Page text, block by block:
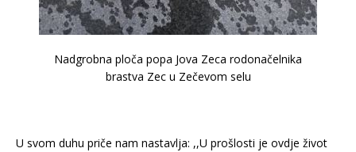
Nadgrobna ploča popa Jova Zeca rodonačelnika
brastva Zec u Zečevom selu
U svom duhu priče nam nastavlja: ,,U prošlosti je ovdje život